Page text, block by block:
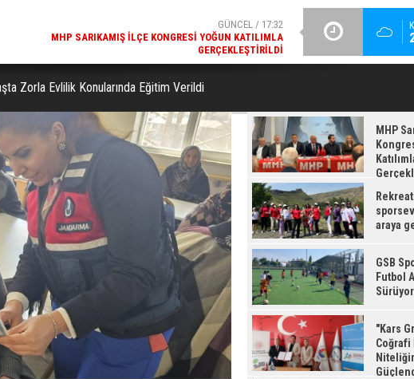
GÜNCEL / 17:08
REKREATIF GEZI TURU, SPORSEVERLERI BIR ARAYA GETIRDI
GSB SPOR OKULLARI'NDA
Zorla Evlilik Konularında Eğitim Verildi
MHP
araya
GSB
Futbol
Sürüyor
"Kars
Coğrafi